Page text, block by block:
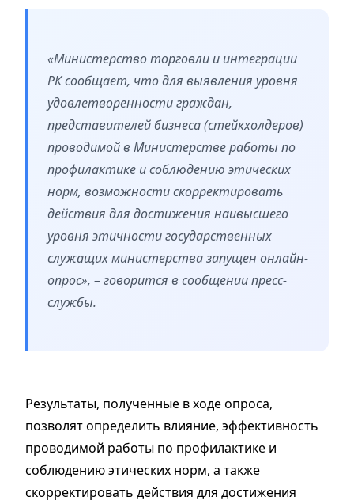
«Министерство торговли и интеграции
РК сообщает, что для выявления уровня
удовлетворенности граждан,
представителей бизнеса (стейкхолдеров)
проводимой в Министерстве работы по
профилактике и соблюдению этических
норм, возможности скорректировать
действия для достижения наивысшего
уровня этичности государственных
служащих министерства запущен онлайн-
опроc», – говорится в сообщении пресс-
службы.
Результаты, полученные в ходе опроса,
позволят определить влияние, эффективность
проводимой работы по профилактике и
соблюдению этических норм, а также
скорректировать действия для достижения